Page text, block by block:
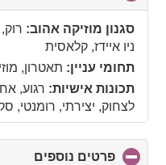
to
סגנון מוזיקה אהוב:
ניו איידז, קלאסית
תחומי עניין: תאטרון,
תכונות אישיות: רגוע,
לצחוק, יצירתי, רומנטי,
פרטים נוספים